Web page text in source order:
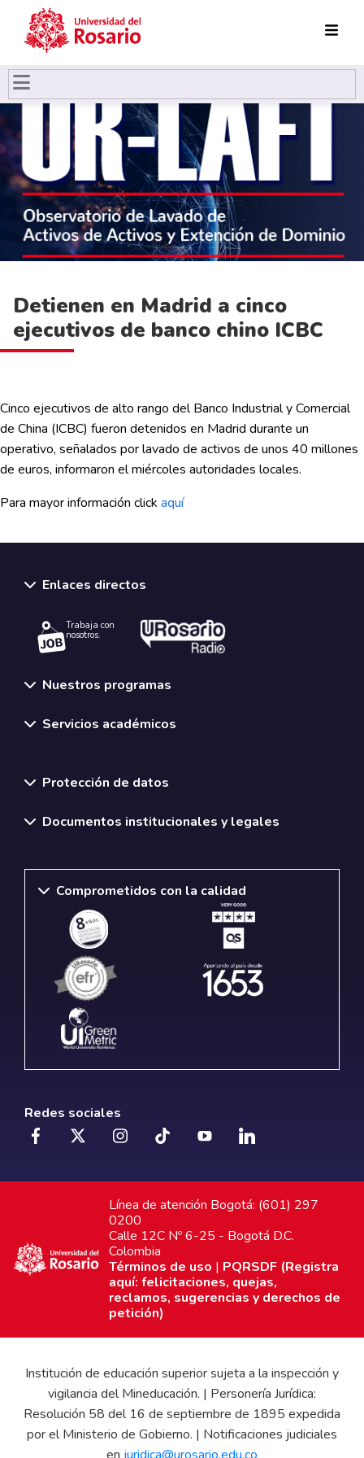
Pasar al contenido principal
Detienen en Madrid a cinco
ejecutivos de banco chino ICBC
Cinco ejecutivos de alto rango del Banco Industrial y Comercial
de China (ICBC) fueron detenidos en Madrid durante un
operativo, señalados por lavado de activos de unos 40 millones
de euros, informaron el miércoles autoridades locales.
Para mayor información click aquí
Enlaces directos
Trabaja con
nosotros.
Nuestros programas
Servicios académicos
Protección de datos
Documentos institucionales y legales
Comprometidos con la calidad
Redes sociales
Línea de atención Bogotá: (601) 297
0200
Calle 12C Nº 6-25 - Bogotá D.C.
Colombia
Términos de uso | PQRSDF (Registra
aquí: felicitaciones, quejas,
reclamos, sugerencias y derechos de
petición)
Institución de educación superior sujeta a la inspección y
vigilancia del Mineducación. | Personería Jurídica:
Resolución 58 del 16 de septiembre de 1895 expedida
por el Ministerio de Gobierno. | Notificaciones judiciales